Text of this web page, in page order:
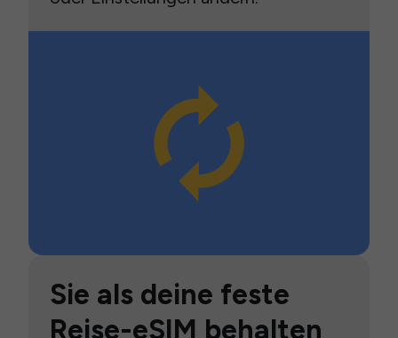
Sie als deine feste
Reise-eSIM behalten